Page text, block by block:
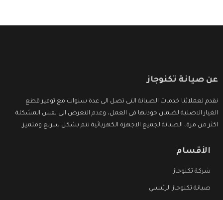
عن صيانة تكنوجاز
نقدم لعملائنا خدمات الصيانة التى تصل الى عدة سنوات مع توفير قطع
الغيار الاصلية لضمان جودتها فى العمل، وعدم التعرض الى نفس المشكلة
اكثر من مرة، الصيانة لجميع الاجهزة الكهربائية تتم بشكل سريع ومتميز.
الأقسام
شركة تكنوجاز
صيانة تكنوجاز الرئيسي